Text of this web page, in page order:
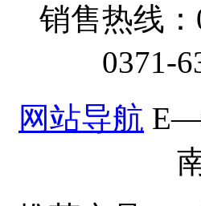
销售热线：
0371-
网站导航